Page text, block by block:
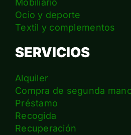
Ocio y deporte
Textil y complementos
SERVICIOS
Alquiler
Compra de segunda
Préstamo
Recogida
Recuperación